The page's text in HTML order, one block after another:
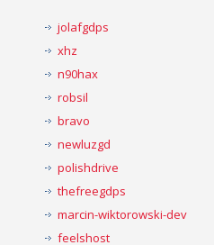
jolafgdps
xhz
n90hax
robsil
bravo
newluzgd
polishdrive
thefreegdps
marcin-wiktorowski-dev
feelshost